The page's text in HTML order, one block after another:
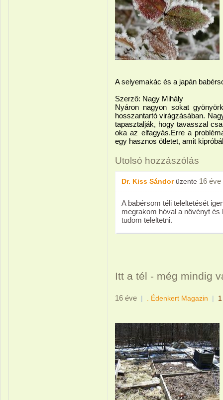
A selyemakác és a japán
Szerző: Nagy Mihály
Nyáron nagyon sokat
hosszantartó virágzásában.
tapasztalják, hogy tavasszal
oka az elfagyás.Erre a
egy hasznos ötletet, amit
Utolsó hozzászólás
Dr. Kiss Sándorüzente 16 éve
A babérsom téli teleltetését
megrakom hóval a növényt
tudom teleltetni.
Itt a tél - még mindig
16 éve | . Édenkert Magazin |